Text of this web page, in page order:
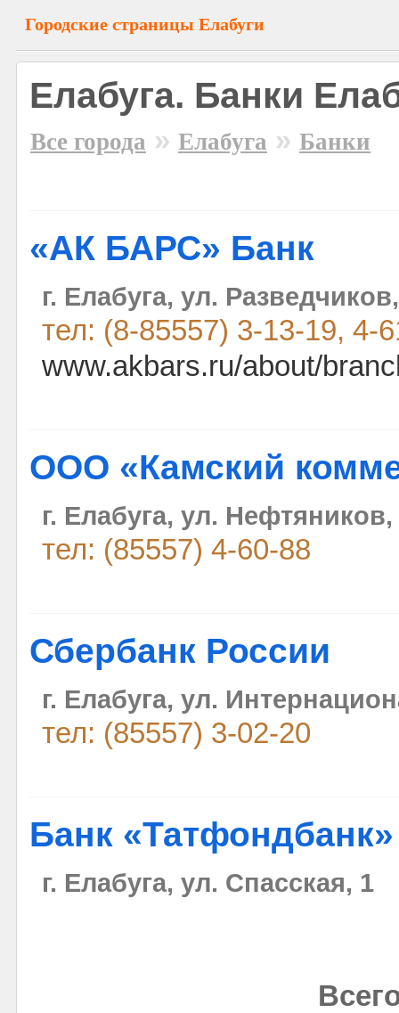
Городские страницы Елабуги
Елабуга. Банки
Все города » Елабуга » Банки
«АК БАРС» Банк
г. Елабуга, ул.
тел: (8-85557) 3-13-19, 4-
www.akbars.ru/about/
ООО «Камский
г. Елабуга, ул. Нефтяников,
тел: (85557) 4-60-88
Сбербанк России
г. Елабуга, ул.
тел: (85557) 3-02-20
Банк «Татфондбанк»
г. Елабуга, ул. Спасская, 1